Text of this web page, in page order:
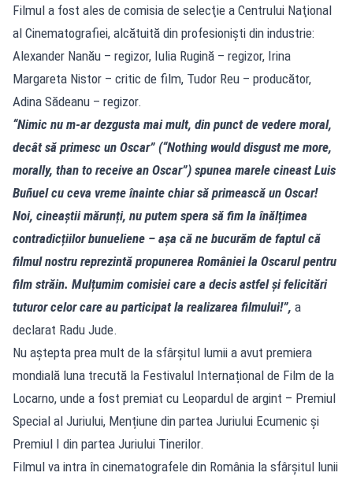
Filmul a fost ales de comisia de selecţie a Centrului Naţional
al Cinematografiei, alcătuită din profesionişti din industrie:
Alexander Nanău – regizor, Iulia Rugină – regizor, Irina
Margareta Nistor – critic de film, Tudor Reu – producător,
Adina Sădeanu – regizor.
“Nimic nu m-ar dezgusta mai mult, din punct de vedere moral,
decât să primesc un Oscar” (“Nothing would disgust me more,
morally, than to receive an Oscar”) spunea marele cineast Luis
Buñuel cu ceva vreme înainte chiar să primească un Oscar!
Noi, cineaștii mărunți, nu putem spera să fim la înălțimea
contradicțiilor bunueliene – așa că ne bucurăm de faptul că
filmul nostru reprezintă propunerea României la Oscarul pentru
film străin. Mulțumim comisiei care a decis astfel și felicitări
tuturor celor care au participat la realizarea filmului!”, a
declarat Radu Jude.
Nu aștepta prea mult de la sfârșitul lumii a avut premiera
mondială luna trecută la Festivalul Internațional de Film de la
Locarno, unde a fost premiat cu Leopardul de argint – Premiul
Special al Juriului, Mențiune din partea Juriului Ecumenic și
Premiul I din partea Juriului Tinerilor.
Filmul va intra în cinematografele din România la sfârșitul lunii